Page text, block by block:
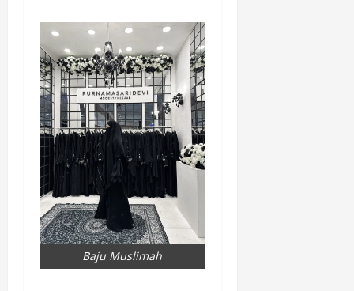
Baju Muslimah